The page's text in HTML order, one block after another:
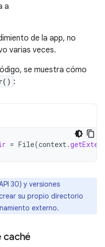
a
de la app, no
varias veces.
se muestra cómo
:
= File(context.
30) y versiones
su propio directorio
externo.
caché